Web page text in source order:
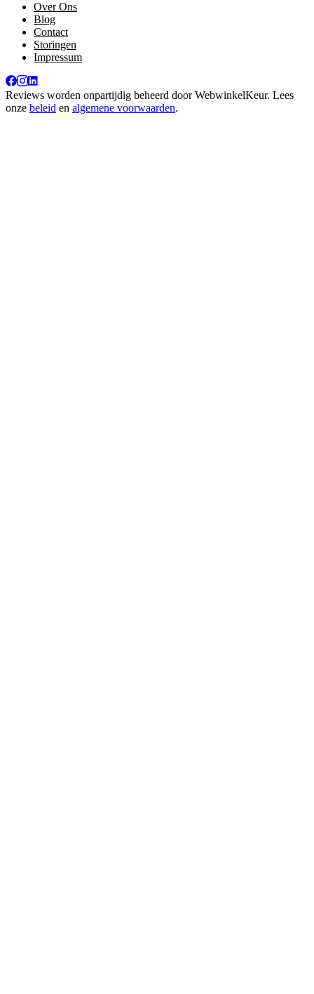
Over Ons
Blog
Contact
Storingen
Impressum
Reviews worden onpartijdig beheerd doorWebwinkelKeur. Lees
onze beleid en algemene voorwaarden.